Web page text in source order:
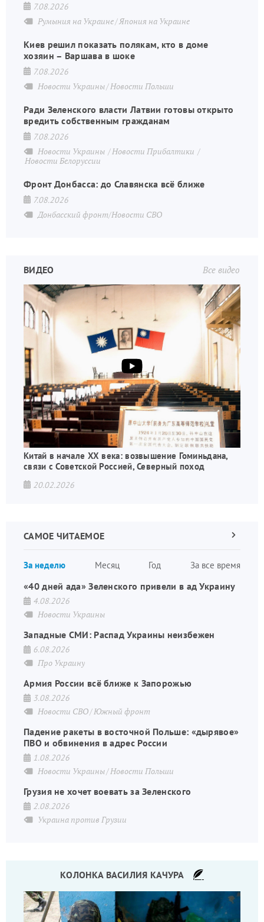
7.08.2026
Румыния на Украине Япония на Украине
Киев решил показать полякам, кто в доме
хозяин – Варшава в шоке
7.08.2026
Новости Украины Новости Польши
Ради Зеленского власти Латвии готовы открыто
вредить собственным гражданам
7.08.2026
Новости Украины
Новости Прибалтики
Новости Белоруссии
Фронт Донбасса: до Славянска всё ближе
7.08.2026
Донбасский фронт/Новости СВО
Все видео
ВИДЕО
Китай в начале XX века: возвышение Гоминьдана,
связи с Советской Россией, Северный поход
20.02.2026
САМОЕ ЧИТАЕМОЕ
За неделю Месяц Год За все время
Следующая
«40 дней ада» Зеленского привели в ад Украину
4.08.2026
Новости Украины
Западные СМИ: Распад Украины неизбежен
6.08.2026
Про Украину
Армия России всё ближе к Запорожью
3.08.2026
Новости СВО Южный фронт
Падение ракеты в восточной Польше: «дырявое»
ПВО и обвинения в адрес России
1.08.2026
Новости Украины Новости Польши
Грузия не хочет воевать за Зеленского
2.08.2026
Украина против Грузии
КОЛОНКА ВАСИЛИЯ КАЧУРА